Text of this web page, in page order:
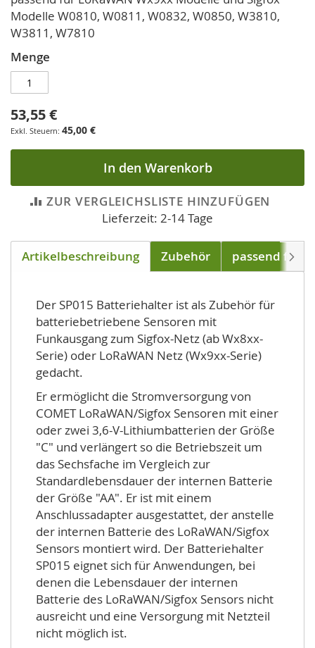
springen
Modelle W0810, W0811, W0832, W0850, W3810,
W3811, W7810
Menge
53,55 €
45,00 €
In den Warenkorb
ZUR VERGLEICHSLISTE HINZUFÜGEN
Lieferzeit: 2-14 Tage
Artikelbeschreibung Zubehör passend für
Der SP015 Batteriehalter ist als Zubehör für
batteriebetriebene Sensoren mit
Funkausgang zum Sigfox-Netz (ab Wx8xx-
Serie) oder LoRaWAN Netz (Wx9xx-Serie)
gedacht.
Er ermöglicht die Stromversorgung von
COMET LoRaWAN/Sigfox Sensoren mit einer
oder zwei 3,6-V-Lithiumbatterien der Größe
"C" und verlängert so die Betriebszeit um
das Sechsfache im Vergleich zur
Standardlebensdauer der internen Batterie
der Größe "AA". Er ist mit einem
Anschlussadapter ausgestattet, der anstelle
der internen Batterie des LoRaWAN/Sigfox
Sensors montiert wird. Der Batteriehalter
SP015 eignet sich für Anwendungen, bei
denen die Lebensdauer der internen
Batterie des LoRaWAN/Sigfox Sensors nicht
ausreicht und eine Versorgung mit Netzteil
nicht möglich ist.